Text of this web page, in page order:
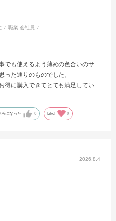
職業:会社員
でも使えるよう薄めの色合いのサ
った通りのものでした。
得に購入できてとても満足してい
考になった 0 Like! 0
2026.8.4